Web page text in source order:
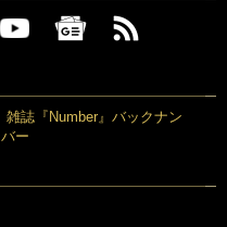
雑誌『Number』バックナン
バー